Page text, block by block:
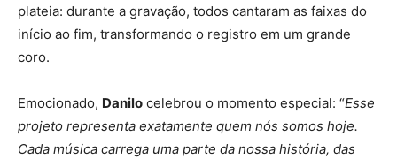
plateia: durante a gravação, todos cantaram as faixas do
início ao fim, transformando o registro em um grande
coro.
Emocionado, Danilo celebrou o momento especial: “Esse
projeto representa exatamente quem nós somos hoje.
Cada música carrega uma parte da nossa história, das